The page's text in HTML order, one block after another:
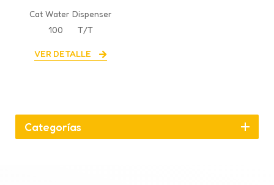
Cat Water Dispenser
100
T/T
VER DETALLE
Categorías